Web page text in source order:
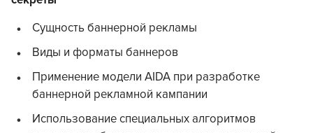
Сущность баннерной рекламы
Виды и форматы баннеров
Применение модели AIDA при разработке
баннерной рекламной кампании
Использование специальных алгоритмов